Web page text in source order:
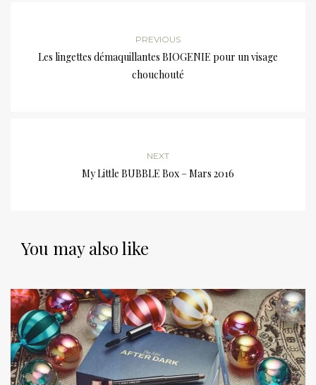
PREVIOUS
Les lingettes démaquillantes BIOGENIE pour un visage
chouchouté
NEXT
My Little BUBBLE Box – Mars 2016
You may also like